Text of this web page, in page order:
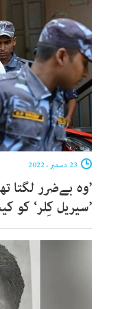
’وہ بےضرر لگتا
’سیریل کِلر‘ کو